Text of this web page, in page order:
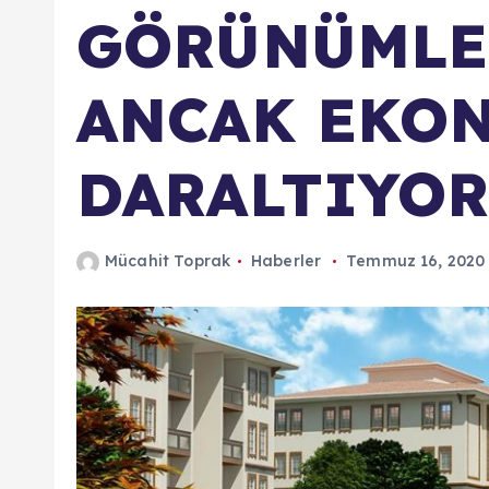
ANCAK
Mücahit Toprak Haberler Temmuz 16, 2020